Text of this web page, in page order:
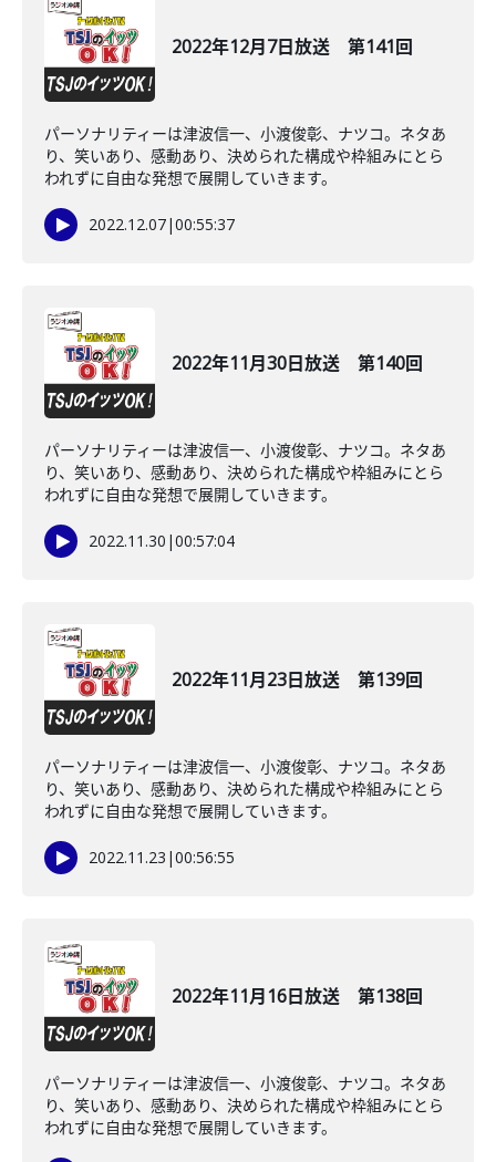
2022年12月7日放送 第141回
パーソナリティーは津波信一、小渡俊彰、ナツコ。ネタあ
り、笑いあり、感動あり、決められた構成や枠組みにとら
われずに自由な発想で展開していきます。
2022.12.07|00:55:37
2022年11月30日放送 第140回
パーソナリティーは津波信一、小渡俊彰、ナツコ。ネタあ
り、笑いあり、感動あり、決められた構成や枠組みにとら
われずに自由な発想で展開していきます。
2022.11.30 |00:57:04
2022年11月23日放送 第139回
パーソナリティーは津波信一、小渡俊彰、ナツコ。ネタあ
り、笑いあり、感動あり、決められた構成や枠組みにとら
われずに自由な発想で展開していきます。
2022.11.23 |00:56:55
2022年11月16日放送 第138回
パーソナリティーは津波信一、小渡俊彰、ナツコ。ネタあ
り、笑いあり、感動あり、決められた構成や枠組みにとら
われずに自由な発想で展開していきます。